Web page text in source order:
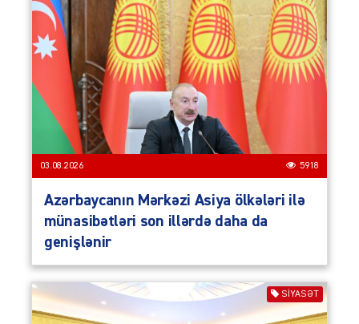
03.08.2026 5918
Azərbaycanın Mərkəzi Asiya ölkələri ilə
münasibətləri son illərdə daha da
genişlənir
SIYASƏT